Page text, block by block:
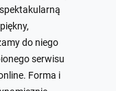
do niego
serwisu
Forma i